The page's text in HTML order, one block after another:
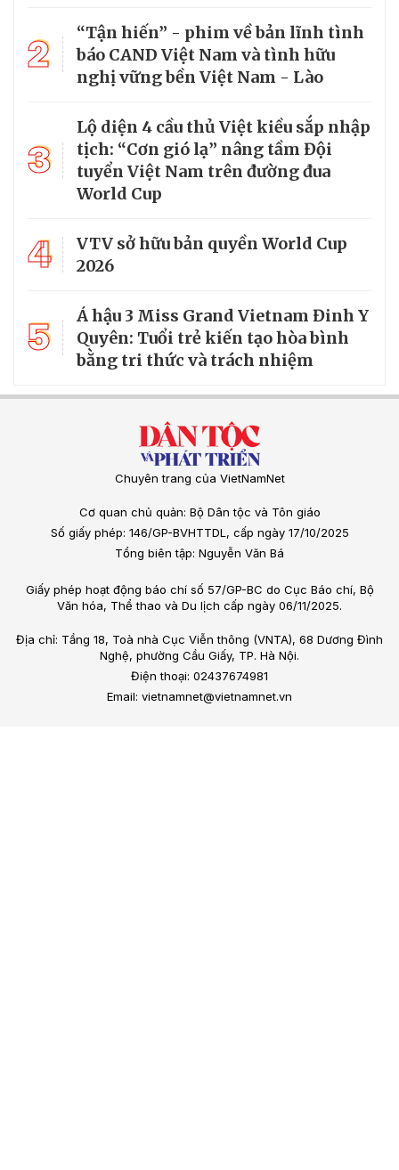
2
“Tận hiến” - phim về bản lĩnh tình
báo CAND Việt Nam và tình hữu
nghị vững bền Việt Nam - Lào
3
Lộ diện 4 cầu thủ Việt kiều sắp nhập
tịch: “Cơn gió lạ” nâng tầm Đội
tuyển Việt Nam trên đường đua
World Cup
4
VTV sở hữu bản quyền World Cup
2026
5
Á hậu 3 Miss Grand Vietnam Đinh Y
Quyên: Tuổi trẻ kiến tạo hòa bình
bằng tri thức và trách nhiệm
Chuyên trang của VietNamNet
Cơ quan chủ quản: Bộ Dân tộc và Tôn giáo
Số giấy phép: 146/GP-BVHTTDL, cấp ngày 17/10/2025
Tổng biên tập: Nguyễn Văn Bá
Giấy phép hoạt động báo chí số 57/GP-BC do Cục Báo chí, Bộ
Văn hóa, Thể thao và Du lịch cấp ngày 06/11/2025.
Địa chỉ: Tầng 18, Toà nhà Cục Viễn thông (VNTA), 68 Dương Đình
Nghệ, phường Cầu Giấy, TP. Hà Nội.
Điện thoại: 02437674981
Email: vietnamnet@vietnamnet.vn